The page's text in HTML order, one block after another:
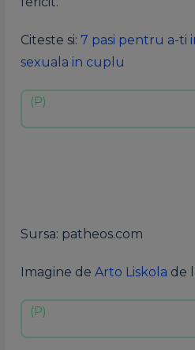
Citeste si: 7 pasi pentru a-ti
sexuala in cuplu
Sursa: patheos.com
Imagine de Arto Liskola de